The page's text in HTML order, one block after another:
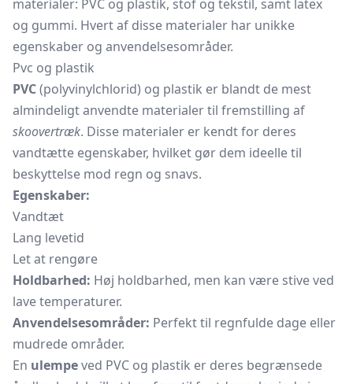
materialer: PVC og plastik, stof og tekstil, samt latex
og gummi. Hvert af disse materialer har unikke
egenskaber og anvendelsesområder.
Pvc og plastik
PVC(polyvinylchlorid) og plastik er blandt de mest
almindeligt anvendte materialer til fremstilling af
skoovertræk. Disse materialer er kendt for deres
vandtætte egenskaber, hvilket gør dem ideelle til
beskyttelse mod regn og snavs.
Egenskaber:
Vandtæt
Lang levetid
Let at rengøre
Holdbarhed: Høj holdbarhed, men kan være stive ved
lave temperaturer.
Anvendelsesområder: Perfekt til regnfulde dage eller
mudrede områder.
En ulempeved PVC og plastik er deres begrænsede